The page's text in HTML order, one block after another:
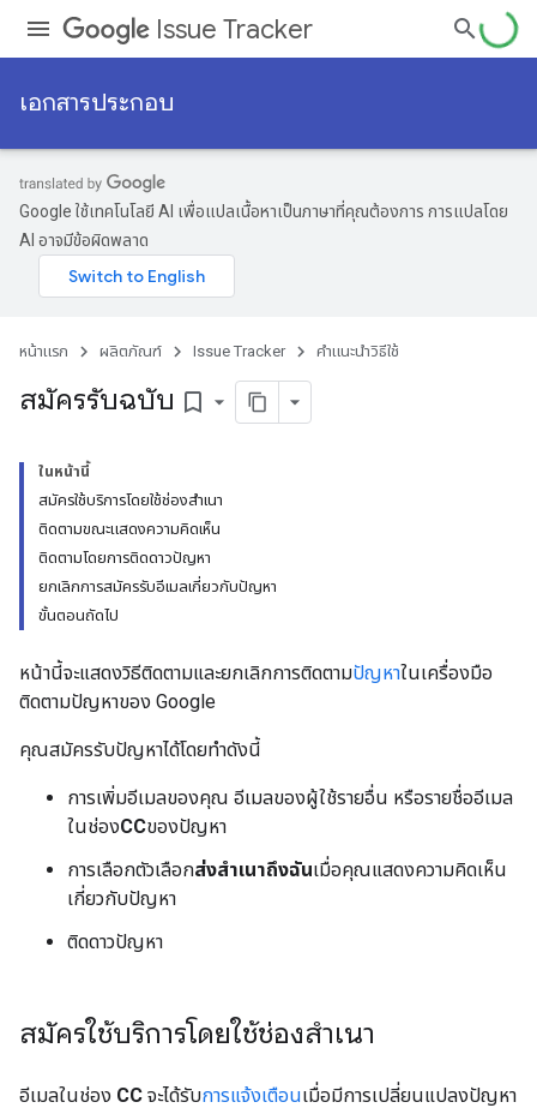
Issue Tracker
เอกสารประกอบ
Google ใช้เทคโนโลยี AI เพื่อแปลเนื้อหาเป็นภาษาที่คุณต้องการ การแปลโดย
AI อาจมีข้อผิดพลาด
หน้าแรก ผลิตภัณฑ์ Issue Tracker คำแนะนำวิธีใช้
สมัครรับฉบับ bookmark_border
ในหน้านี้
สมัครใช้บริการโดยใช้ช่องสำเนา
ติดตามขณะแสดงความคิดเห็น
ติดตามโดยการติดดาวปัญหา
ยกเลิกการสมัครรับอีเมลเกี่ยวกับปัญหา
ขั้นตอนถัดไป
หน้านี้จะแสดงวิธีติดตามและยกเลิกการติดตามปัญหาในเครื่องมือ
ติดตามปัญหาของ Google
คุณสมัครรับปัญหาได้โดยทำดังนี้
การเพิ่มอีเมลของคุณ อีเมลของผู้ใช้รายอื่น หรือรายชื่ออีเมล
ในช่องCCของปัญหา
การเลือกตัวเลือกส่งสําเนาถึงฉันเมื่อคุณแสดงความคิดเห็น
เกี่ยวกับปัญหา
ติดดาวปัญหา
สมัครใช้บริการโดยใช้ช่องสำเนา
อีเมลในช่อง CC จะได้รับการแจ้งเตือนเมื่อมีการเปลี่ยนแปลงปัญหา